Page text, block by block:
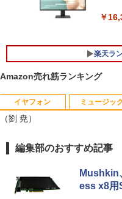
￥
LTE
HD対
Wi-
中古
￥
￥
楽天ラ
1
￥
Amazon売れ筋ランキング
イヤフォン
Anker
￥7,990
ミュージッ
￥250
by
富士山
ウォ
ットル
薬屋の
ンガン
￥770
（劉 尭）
編集部のおすすめ記事
Mushkin
ess x8用